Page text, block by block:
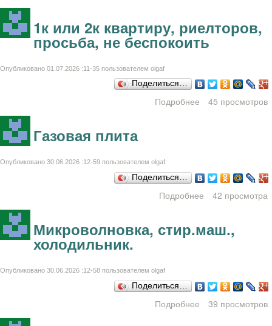
РКФ, клеймо,
1к или 2к квартиру, риелторов,
просьба, не беспокоить
Опубликовано 01.07.2026 :11-35 пользователем olgaf
Поделиться…
Подробнее
о 1к или 2к
45 просмотров
Газовая плита
Опубликовано 30.06.2026 :12-59 пользователем olgaf
Поделиться…
Подробнее о Газовая плита
42 просмотра
Микроволновка, стир.маш.,
холодильник.
Опубликовано 30.06.2026 :12-58 пользователем olgaf
Поделиться…
Подробнее о Микроволновка,
39 просмотров